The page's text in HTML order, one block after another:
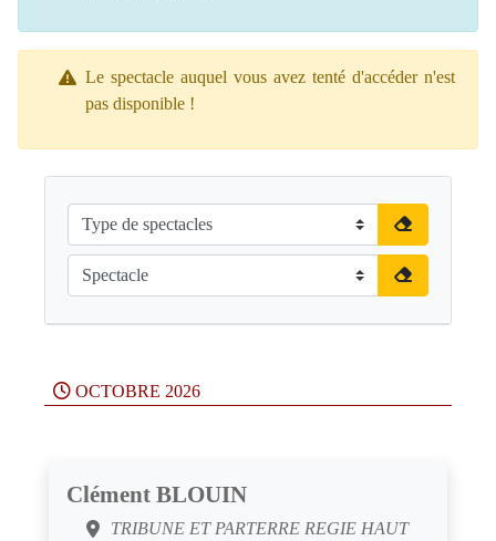
Le spectacle auquel vous avez tenté d'accéder n'est
pas disponible !
OCTOBRE 2026
Clément BLOUIN
TRIBUNE ET PARTERRE REGIE HAUT